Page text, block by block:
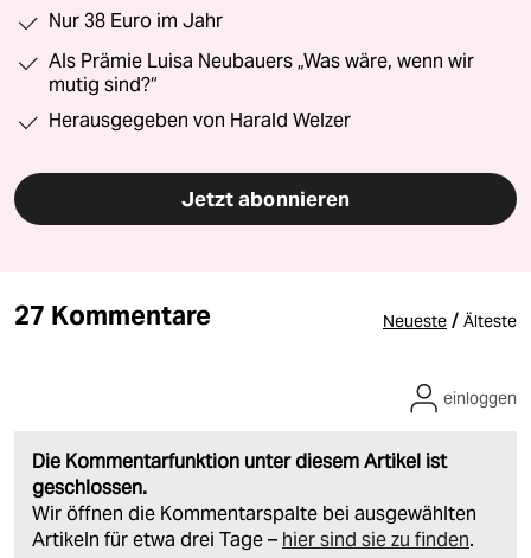
Nur 38 Euro im Jahr
Als Prämie Luisa Neubauers „Was wäre, wenn wir
mutig sind?“
Herausgegeben von Harald Welzer
Jetzt abonnieren
27 Kommentare Neueste / Älteste
Die Kommentarfunktion unter diesem Artikel ist
geschlossen.
Wir öffnen die Kommentarspalte bei ausgewählten
Artikeln für etwa drei Tage – hier sind sie zu finden.
einloggen